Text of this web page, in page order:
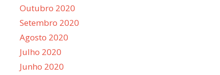
Outubro 2020
Setembro 2020
Agosto 2020
Julho 2020
Junho 2020